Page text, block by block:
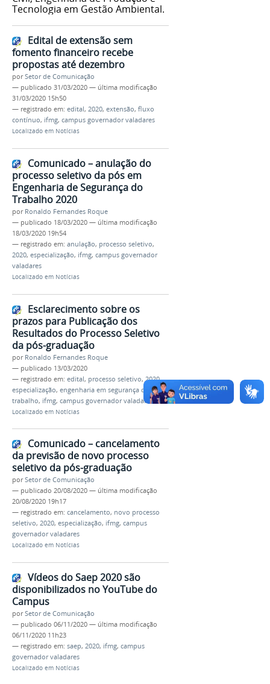
Tecnologia em Gestão Ambiental.
Edital de extensão sem
fomento financeiro recebe
propostas até dezembro
porSetor de Comunicação
— publicado 31/03/2020 — última modificação
31/03/2020 15h50
— registrado em: edital, 2020, extensão, fluxo
contínuo, ifmg, campus governador valadares
Localizado em Notícias
Comunicado – anulação do
processo seletivo da pós em
Engenharia de Segurança do
Trabalho 2020
por Ronaldo Fernandes Roque
— publicado 18/03/2020 — última modificação
18/03/2020 19h54
— registrado em: anulação, processo seletivo,
2020, especialização, ifmg, campus governador
valadares
Localizado em Notícias
Esclarecimento sobre os
prazos para Publicação dos
Resultados do Processo Seletivo
da pós-graduação
por Ronaldo Fernandes Roque
— publicado 13/03/2020
— registrado em: edital, processo seletivo, 2020,
especialização, engenharia em segurança do
trabalho, ifmg, campus governador valadares
Localizado em Notícias
Comunicado – cancelamento
da previsão de novo processo
seletivo da pós-graduação
porSetor de Comunicação
— publicado 20/08/2020 — última modificação
20/08/2020 19h17
— registrado em: cancelamento, novo processo
seletivo, 2020, especialização, ifmg, campus
governador valadares
Localizado em Notícias
Vídeos do Saep 2020 são
disponibilizados no YouTube do
Campus
porSetor de Comunicação
— publicado 06/11/2020 — última modificação
06/11/2020 11h23
— registrado em: saep, 2020, ifmg, campus
governador valadares
Localizado em Notícias